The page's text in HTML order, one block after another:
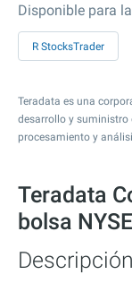
Disponible para
R StocksTrader
Teradata es una
desarrollo y suministro
procesamiento y
Teradata
bolsa NYSE